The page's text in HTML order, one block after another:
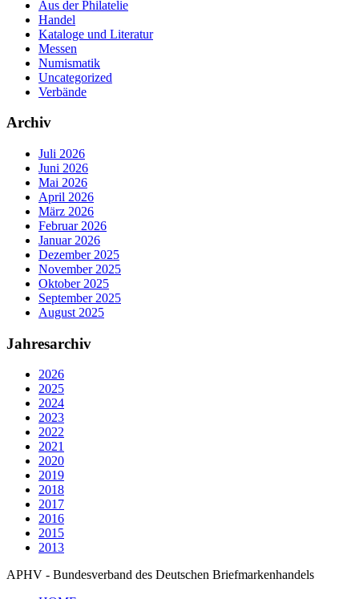
Aus der Philatelie
Handel
Kataloge und Literatur
Messen
Numismatik
Uncategorized
Verbände
Archiv
Juli 2026
Juni 2026
Mai 2026
April 2026
März 2026
Februar 2026
Januar 2026
Dezember 2025
November 2025
Oktober 2025
September 2025
August 2025
Jahresarchiv
2026
2025
2024
2023
2022
2021
2020
2019
2018
2017
2016
2015
2013
APHV - Bundesverband des Deutschen Briefmarkenhandels